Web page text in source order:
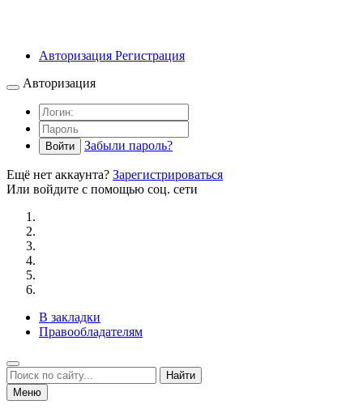
Авторизация Регистрация
Авторизация
Войти Забыли пароль?
Ещё нет аккаунта? Зарегистрироваться
Или войдите с помощью соц. сети
В закладки
Правообладателям
Найти
Меню